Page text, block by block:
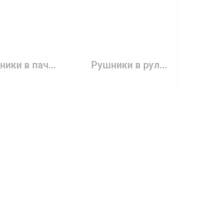
Рушники в пачці COMPACT AQUA Absorb Doily 40х70см з целюлози... Рушники в рулоні 40х70 см 1 рулон/100 штук зі спанлейсу 40г/...